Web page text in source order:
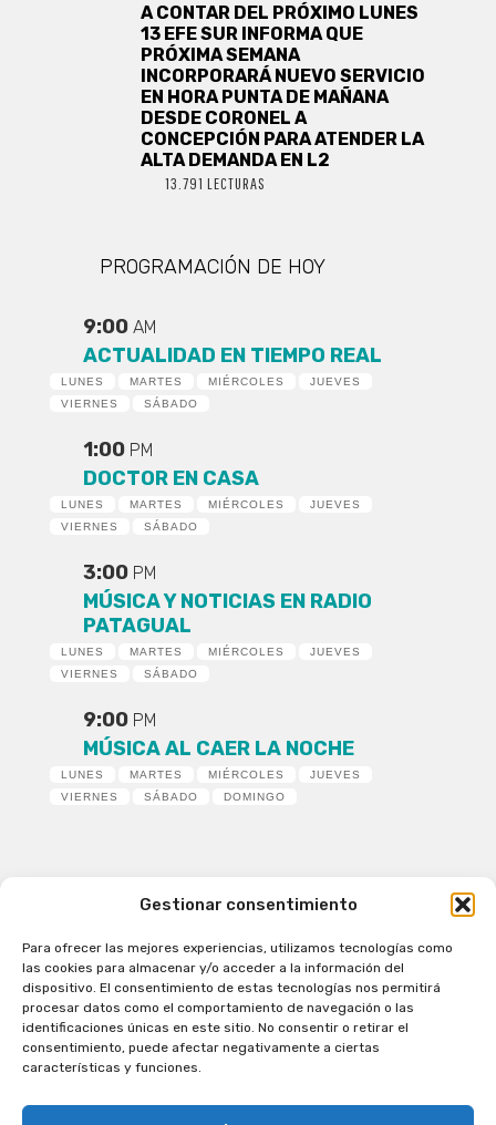
Gestionar consentimiento
Para ofrecer las mejores experiencias, utilizamos tecnologías como
las cookies para almacenar y/o acceder a la información del
dispositivo. El consentimiento de estas tecnologías nos permitirá
procesar datos como el comportamiento de navegación o las
identificaciones únicas en este sitio. No consentir o retirar el
consentimiento, puede afectar negativamente a ciertas
características y funciones.
A CONTAR DEL PRÓXIMO LUNES
13 EFE SUR INFORMA QUE
PRÓXIMA SEMANA
INCORPORARÁ NUEVO SERVICIO
EN HORA PUNTA DE MAÑANA
DESDE CORONEL A
CONCEPCIÓN PARA ATENDER LA
ALTA DEMANDA EN L2
13.791 LECTURAS
PROGRAMACIÓN DE HOY
9:00 AM
ACTUALIDAD EN TIEMPO REAL
LUNES MARTES MIÉRCOLES
JUEVES
VIERNES
SÁBADO
1:00 PM
DOCTOR EN CASA
LUNES MARTES MIÉRCOLES
JUEVES
VIERNES
SÁBADO
3:00 PM
MÚSICA Y NOTICIAS EN RADIO
PATAGUAL
LUNES MARTES MIÉRCOLES
JUEVES
VIERNES
SÁBADO
9:00 PM
MÚSICA AL CAER LA NOCHE
LUNES MARTES MIÉRCOLES
JUEVES
VIERNES
SÁBADO DOMINGO
Patagual Radio Digital 2026 - Todos los derechos
reservados
la Radio de Verdad
Cobertura
Programación
Escríbenos